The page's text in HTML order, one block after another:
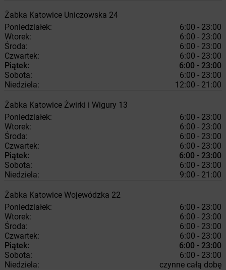
Żabka Katowice Uniczowska 24
Poniedziałek:
6:00 - 23:00
Wtorek:
6:00 - 23:00
Środa:
6:00 - 23:00
Czwartek:
6:00 - 23:00
Piątek:
6:00 - 23:00
Sobota:
6:00 - 23:00
Niedziela:
12:00 - 21:00
Żabka Katowice Żwirki i Wigury 13
Poniedziałek:
6:00 - 23:00
Wtorek:
6:00 - 23:00
Środa:
6:00 - 23:00
Czwartek:
6:00 - 23:00
Piątek:
6:00 - 23:00
Sobota:
6:00 - 23:00
Niedziela:
9:00 - 21:00
Żabka Katowice Wojewódzka 22
Poniedziałek:
6:00 - 23:00
Wtorek:
6:00 - 23:00
Środa:
6:00 - 23:00
Czwartek:
6:00 - 23:00
Piątek:
6:00 - 23:00
Sobota:
6:00 - 23:00
Niedziela:
czynne całą dobę